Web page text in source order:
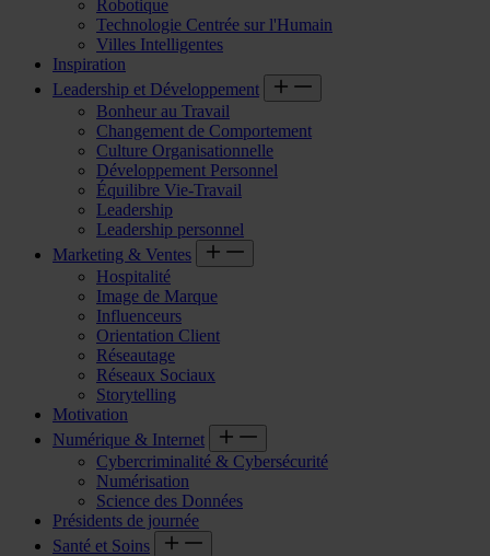
Robotique
Technologie Centrée sur l'Humain
Villes Intelligentes
Inspiration
Leadership et Développement
Bonheur au Travail
Changement de Comportement
Culture Organisationnelle
Développement Personnel
Équilibre Vie-Travail
Leadership
Leadership personnel
Marketing & Ventes
Hospitalité
Image de Marque
Influenceurs
Orientation Client
Réseautage
Réseaux Sociaux
Storytelling
Motivation
Numérique & Internet
Cybercriminalité & Cybersécurité
Numérisation
Science des Données
Présidents de journée
Santé et Soins